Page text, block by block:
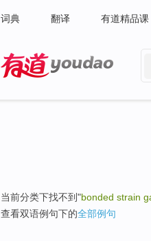
词典 翻译 有道精品课
当前分类下找不到"bonded strain
查看双语例句下的全部例句